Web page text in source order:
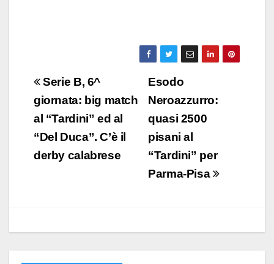
Navigazione
articoli
Esodo
Neroazzurro:
quasi 2500
pisani al
“Tardini” per
Parma-Pisa
Serie B, 6^
giornata: big match
al “Tardini” ed al
“Del Duca”. C’è il
derby calabrese